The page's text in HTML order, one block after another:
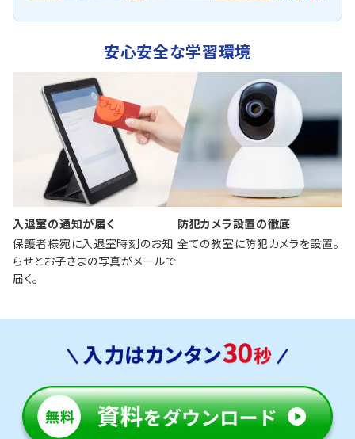
安心安全な学習環境
入退室の通知が届く
保護者様宛に入退室時刻のお知
らせとお子さまの写真がメールで
届く。
防犯カメラ設置の徹底
全ての教室に防犯カメラを設置。